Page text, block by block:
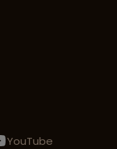
YouTube